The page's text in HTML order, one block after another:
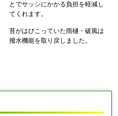
とでサッシにかかる負担を軽減し
てくれます。
苔がはびこっていた雨樋・破風は
撥水機能を取り戻しました。